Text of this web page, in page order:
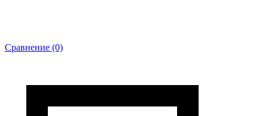
Сравнение (0)